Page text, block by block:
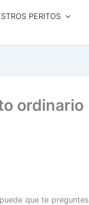
PERITOS
ordinario
que te preguntes